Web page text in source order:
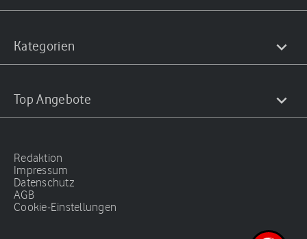
Kategorien
Top Angebote
Redaktion
Impressum
Datenschutz
AGB
Cookie-Einstellungen